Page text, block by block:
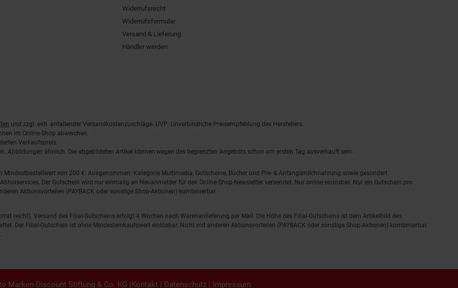
Widerrufsrecht
Widerrufsformular
Versand & Lieferung
Händler werden
und zzgl. evtl. anfallender Versandkostenzuschläge. UVP: Unverbindliche Preisempfehlung des Herstellers.
im Online-Shop abweichen.
Verkaufspreis.
Abbildungen ähnlich. Die abgebildeten Artikel können wegen des begrenzten Angebots schon am ersten Tag ausverkauft sein.
von 200 €. Ausgenommen: Kategorie Multimedia, Gutscheine, Bücher und Pre- & Anfangsmilchnahrung sowie gesondert
Der Gutschein wird nur einmalig an Neuanmelder für den Online-Shop-Newsletter versendet. Nur online einlösbar. Nur ein Gutschein pro
Aktionsvorteilen (PAYBACK oder sonstige Shop-Aktionen) kombinierbar.
reicht). Versand des Filial-Gutscheins erfolgt 4 Wochen nach Warenanlieferung per Mail. Die Höhe des Filial-Gutscheins ist dem Artikelbild des
Der Filial-Gutschein ist ohne Mindesteinkaufswert einlösbar. Nicht mit anderen Aktionsvorteilen (PAYBACK oder sonstige Shop-Aktionen) kombinierbar.
Marken-Discount Stiftung & Co. KG |Kontakt | Datenschutz| Impressum